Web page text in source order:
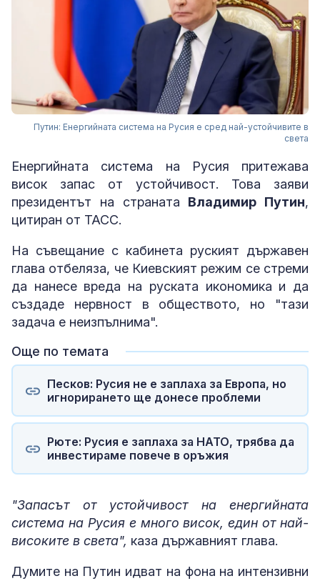
Путин: Енергийната система на Русия е сред най-устойчивите в
света
Енергийната система на Русия притежава
висок запас от устойчивост. Това заяви
президентът на страната Владимир Путин,
цитиран от ТАСС.
На съвещание с кабинета руският държавен
глава отбеляза, че Киевският режим се стреми
да нанесе вреда на руската икономика и да
създаде нервност в обществото, но "тази
задача е неизпълнима".
Още по темата
Песков: Русия не е заплаха за Европа, но
игнорирането ще донесе проблеми
Рюте: Русия е заплаха за НАТО, трябва да
инвестираме повече в оръжия
"Запасът от устойчивост на енергийната
система на Русия е много висок, един от най-
високите в света", каза държавният глава.
Думите на Путин идват на фона на интензивни